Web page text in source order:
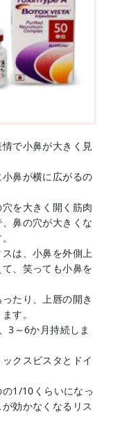
で小鼻が大きく見
鼻が横に広がるの
を大きく開く筋肉
、鼻の穴が大きくな
は、小鼻を外側上
、笑っても小鼻を
たり、上唇の開き
す。
3～6か月持続しま
クスビスタとドイ
1/10くらいになっ
効かなくなるリス